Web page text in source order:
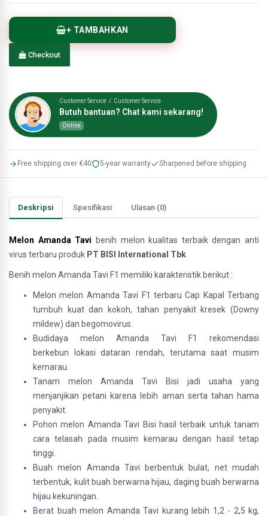
+ TAMBAHKAN
Checkout
Customer Service / Customer Service
Butuh bantuan? Chat kami sekarang!
Online
Free shipping over €40 5-year warranty Sharpened before shipping
Deskripsi Spesifikasi Ulasan (0)
Melon Amanda Tavi benih melon kualitas terbaik dengan anti
virus terbaru produk PT BISI International Tbk
Benih melon Amanda Tavi F1 memiliki karakteristik berikut :
Melon melon Amanda Tavi F1 terbaru Cap Kapal Terbang
tumbuh kuat dan kokoh, tahan penyakit kresek (Downy
mildew) dan begomovirus.
Budidaya melon Amanda Tavi F1 rekomendasi
berkebun lokasi dataran rendah, terutama saat musim
kemarau.
Tanam melon Amanda Tavi Bisi jadi usaha yang
menjanjikan petani karena lebih aman serta tahan hama
penyakit.
Pohon melon Amanda Tavi Bisi hasil terbaik untuk tanam
cara telasah pada musim kemarau dengan hasil tetap
tinggi.
Buah melon Amanda Tavi berbentuk bulat, net mudah
terbentuk, kulit buah berwarna hijau, daging buah berwarna
hijau kekuningan.
Berat buah melon Amanda Tavi kurang lebih 1,2 - 2,5 kg,